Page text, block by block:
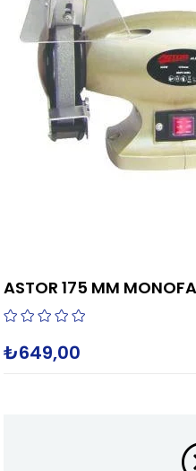
ASTOR 175 MM
₺649,00